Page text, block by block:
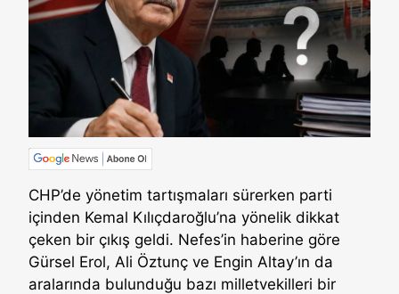
CHP’de yönetim tartışmaları sürerken parti
içinden Kemal Kılıçdaroğlu’na yönelik dikkat
çeken bir çıkış geldi. Nefes’in haberine göre
Gürsel Erol, Ali Öztunç ve Engin Altay’ın da
aralarında bulunduğu bazı milletvekilleri bir